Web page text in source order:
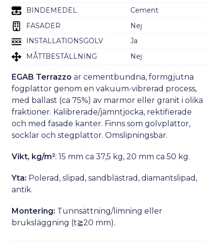
BINDEMEDEL
Cement
FASADER
Nej
INSTALLATIONSGOLV
Ja
MÅTTBESTÄLLNING
Nej
EGAB Terrazzo är cementbundna, formgjutna
fogplattor genom en vakuum-vibrerad process,
med ballast (ca 75%) av marmor eller granit i olika
fraktioner. Kalibrerade/jämntjocka, rektifierade
och med fasade kanter. Finns som golvplattor,
socklar och stegplattor. Omslipningsbar.
Vikt, kg/m²: 15 mm ca 37,5 kg, 20 mm ca 50 kg.
Yta: Polerad, slipad, sandblästrad, diamantslipad,
antik.
Montering: Tunnsättning/limning eller
bruksläggning (t≧20 mm).